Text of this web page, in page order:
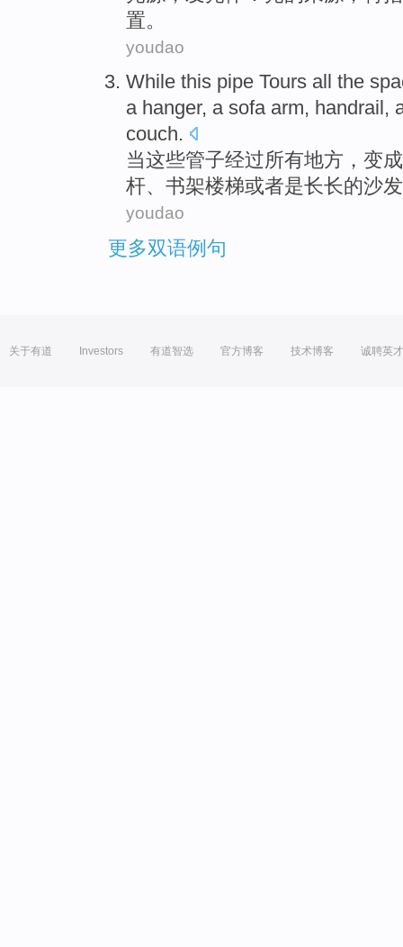
置。
youdao
While this pipe Tours all the
a hanger, a sofa arm, handrail ,
couch.
当这些管子经过所有地方 ， 变成
杆、 书架楼梯或者是长长的沙
youdao
更多双语例句
关于有道 Investors 有道智选 官方博客 技术博客 诚聘英才